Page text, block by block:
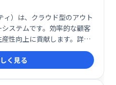
）は、クラウド型のアウト
ステムです。効率的な顧客
性向上に貢献します。詳細
より、オペレーターのスキル
ます。
く見る